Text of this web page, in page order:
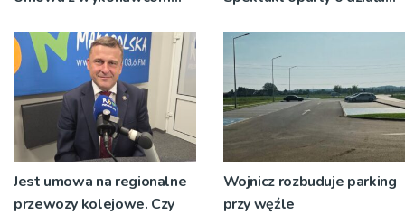
nie zostanie podpisana
Jest umowa na regionalne
przewozy kolejowe. Czy
Wojnicz rozbuduje parking
przy węźle